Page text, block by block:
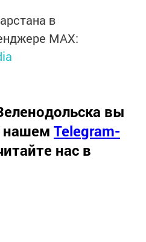
в
MАХ:
вы
нашем Telegram-
нас в